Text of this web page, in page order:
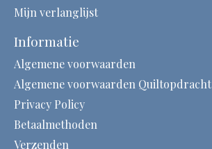
Mijn verlanglijst
Informatie
Algemene voorwaarden
Algemene voorwaarden Quiltopdracht
Privacy Policy
Betaalmethoden
Verzenden